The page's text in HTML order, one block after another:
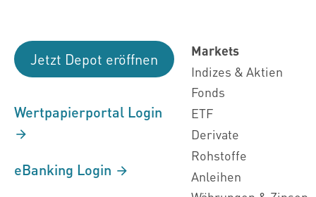
Jetzt Depot eröffnen
Wertpapierportal Login
eBanking Login
Markets
Indizes & Aktien
Fonds
ETF
Derivate
Rohstoffe
Anleihen